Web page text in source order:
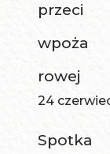
przeci
wpoża
rowej
24
Spotka